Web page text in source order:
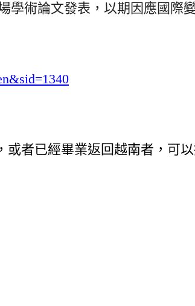
學術論文發表，以期因應國際
者已經畢業返回越南者，可